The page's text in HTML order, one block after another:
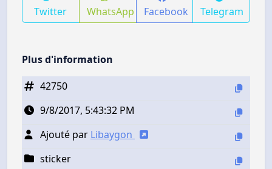
Twitter WhatsApp Facebook Telegram
Plus d'information
42750
9/8/2017, 5:43:32 PM
Ajouté par Libaygon
sticker